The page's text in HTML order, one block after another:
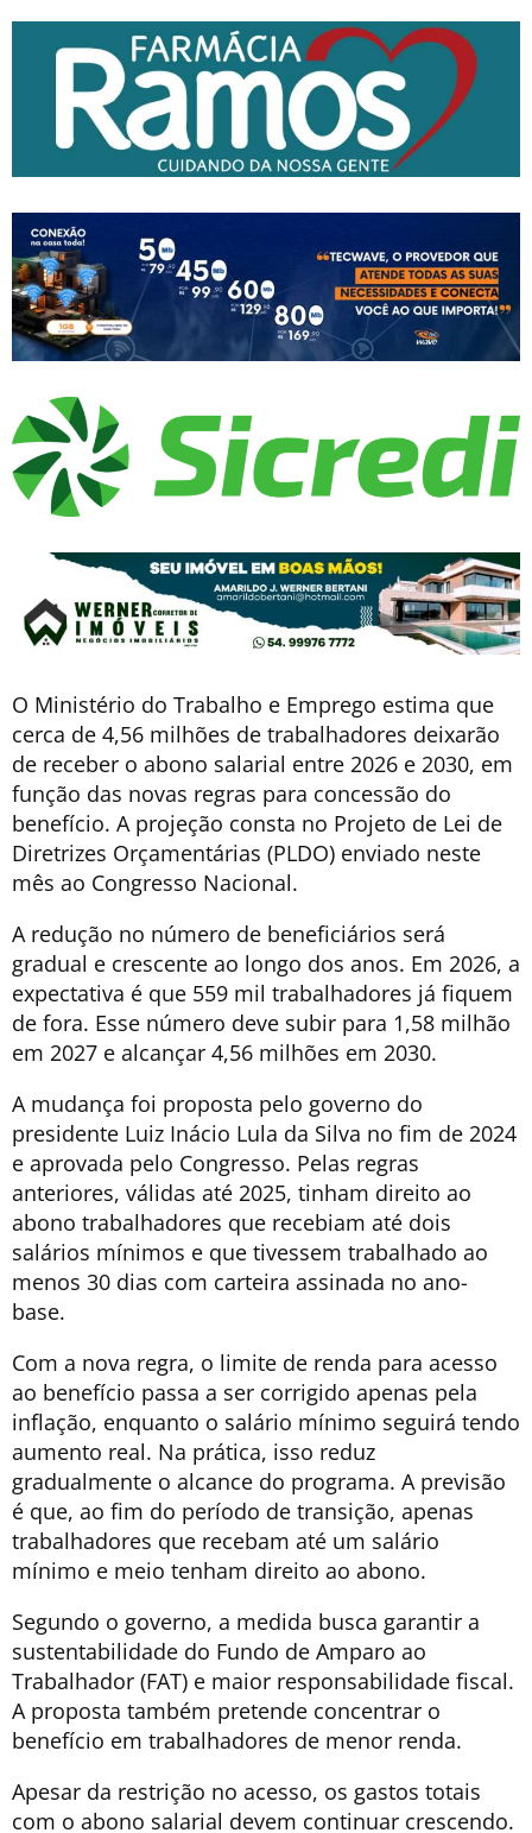
O Ministério do Trabalho e Emprego estima que
cerca de 4,56 milhões de trabalhadores deixarão
de receber o abono salarial entre 2026 e 2030, em
função das novas regras para concessão do
benefício. A projeção consta no Projeto de Lei de
Diretrizes Orçamentárias (PLDO) enviado neste
mês ao Congresso Nacional.
A redução no número de beneficiários será
gradual e crescente ao longo dos anos. Em 2026, a
expectativa é que 559 mil trabalhadores já fiquem
de fora. Esse número deve subir para 1,58 milhão
em 2027 e alcançar 4,56 milhões em 2030.
A mudança foi proposta pelo governo do
presidente Luiz Inácio Lula da Silva no fim de 2024
e aprovada pelo Congresso. Pelas regras
anteriores, válidas até 2025, tinham direito ao
abono trabalhadores que recebiam até dois
salários mínimos e que tivessem trabalhado ao
menos 30 dias com carteira assinada no ano-
base.
Com a nova regra, o limite de renda para acesso
ao benefício passa a ser corrigido apenas pela
inflação, enquanto o salário mínimo seguirá tendo
aumento real. Na prática, isso reduz
gradualmente o alcance do programa. A previsão
é que, ao fim do período de transição, apenas
trabalhadores que recebam até um salário
mínimo e meio tenham direito ao abono.
Segundo o governo, a medida busca garantir a
sustentabilidade do Fundo de Amparo ao
Trabalhador (FAT) e maior responsabilidade fiscal.
A proposta também pretende concentrar o
benefício em trabalhadores de menor renda.
Apesar da restrição no acesso, os gastos totais
com o abono salarial devem continuar crescendo.